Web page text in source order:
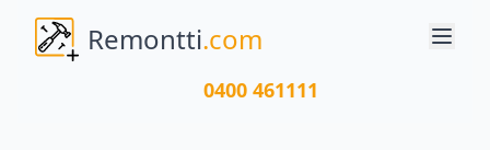
Remontti.com
0400 461111